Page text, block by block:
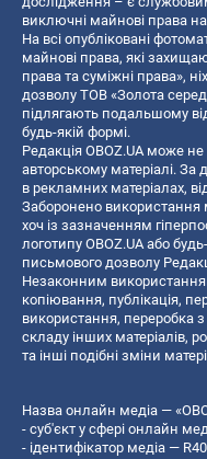
виключні майнові права
На всі опубліковані
майнові права, які
права та суміжні права»,
дозволу ТОВ «Золота
підлягають подальшому
будь-якій формі.
Редакція OBOZ.UA може
авторському матеріалі. За
в рекламних матеріалах,
Заборонено використання
хоч із зазначенням
логотипу OBOZ.UA або
письмового дозволу
Незаконним
копiювання, публiкацiя,
використання, переробка
складу інших матеріалів,
та інші подібні зміни
Назва онлайн медіа —
- суб'єкт у сфері онлайн
- ідентифікатор медіа —